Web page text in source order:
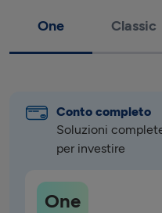
One Classic
Conto completo
Soluzioni
per investire
One